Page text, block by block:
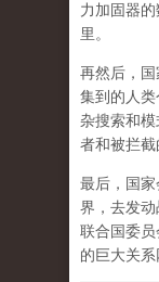
力加固器
里。
再然后，
集到的人
杂搜索和
者和被拦截
最后， 国
界，去发
联合国委
的巨大关系